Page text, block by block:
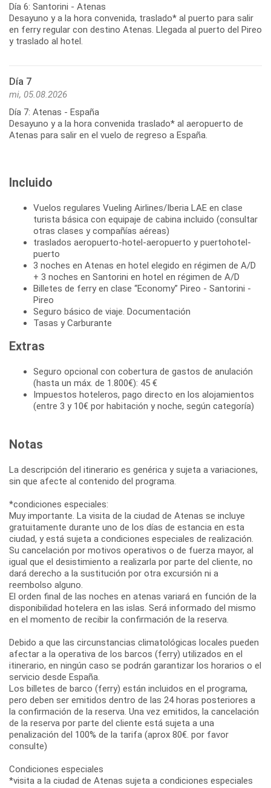
Día 6: Santorini - Atenas
Desayuno y a la hora convenida, traslado* al puerto para salir
en ferry regular con destino Atenas. Llegada al puerto del Pireo
y traslado al hotel.
Día 7
mi, 05.08.2026
Día 7: Atenas - España
Desayuno y a la hora convenida traslado* al aeropuerto de
Incluido
Vuelos regulares Vueling Airlines/Iberia LAE en clase
turista básica con equipaje de cabina incluido (consultar
otras clases y compañías aéreas)
traslados aeropuerto-hotel-aeropuerto y puertohotel-
puerto
3 noches en Atenas en hotel elegido en régimen de A/D
+ 3 noches en Santorini en hotel en régimen de A/D
Billetes de ferry en clase “Economy” Pireo - Santorini -
Pireo
Seguro básico de viaje. Documentación
Tasas y Carburante
Extras
Seguro opcional con cobertura de gastos de anulación
(hasta un máx. de 1.800€): 45 €
Impuestos hoteleros, pago directo en los alojamientos
(entre 3 y 10€ por habitación y noche, según categoría)
Notas
La descripción del itinerario es genérica y sujeta a variaciones,
sin que afecte al contenido del programa.
*condiciones especiales:
Muy importante. La visita de la ciudad de Atenas se incluye
gratuitamente durante uno de los días de estancia en esta
ciudad, y está sujeta a condiciones especiales de realización.
Su cancelación por motivos operativos o de fuerza mayor, al
igual que el desistimiento a realizarla por parte del cliente, no
dará derecho a la sustitución por otra excursión ni a
reembolso alguno.
El orden final de las noches en atenas variará en función de la
disponibilidad hotelera en las islas. Será informado del mismo
en el momento de recibir la confirmación de la reserva.
Debido a que las circunstancias climatológicas locales pueden
afectar a la operativa de los barcos (ferry) utilizados en el
itinerario, en ningún caso se podrán garantizar los horarios o el
servicio desde España.
Los billetes de barco (ferry) están incluidos en el programa,
pero deben ser emitidos dentro de las 24 horas posteriores a
la confirmación de la reserva. Una vez emitidos, la cancelación
de la reserva por parte del cliente está sujeta a una
penalización del 100% de la tarifa (aprox 80€. por favor
consulte)
Condiciones especiales
*visita a la ciudad de Atenas sujeta a condiciones especiales